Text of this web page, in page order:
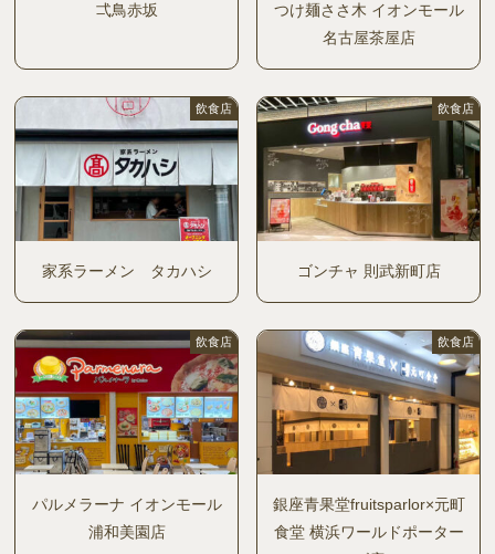
弌鳥赤坂
つけ麺ささ木 イオンモール
名古屋茶屋店
飲食店
家系ラーメン タカハシ
飲食店
ゴンチャ 則武新町店
飲食店
パルメラーナ イオンモール
浦和美園店
飲食店
銀座青果堂fruitsparlor×元町
食堂 横浜ワールドポーター